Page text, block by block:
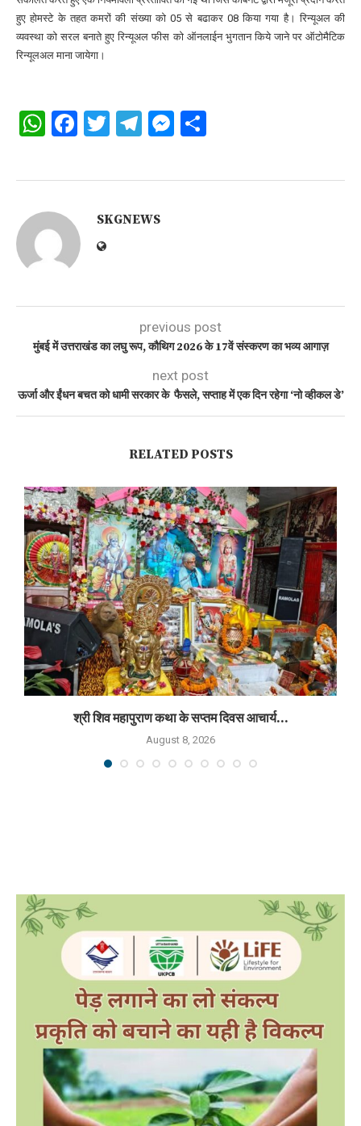
हुए होमस्टे के तहत कमरों की संख्या को 05 से बढाकर 08 किया गया है। रिन्यूअल की
व्यवस्था को सरल बनाते हुए रिन्यूअल फीस को ऑनलाईन भुगतान किये जाने पर ऑटोमैटिक
रिन्यूलअल माना जायेगा।
WhatsApp
Facebook
Twitter
Telegram
Messenger
SKGNEWS
previous post
मुंबई में उत्तराखंड का लघु रूप, कौथिग 2026 के 17वें संस्करण का भव्य आगाज़
next post
ऊर्जा और ईंधन बचत को धामी सरकार के फैसले, सप्ताह में एक दिन रहेगा ‘नो व्हीकल डे’
RELATED POSTS
श्री शिव महापुराण कथा के सप्तम दिवस आचार्य...
August 8, 2026